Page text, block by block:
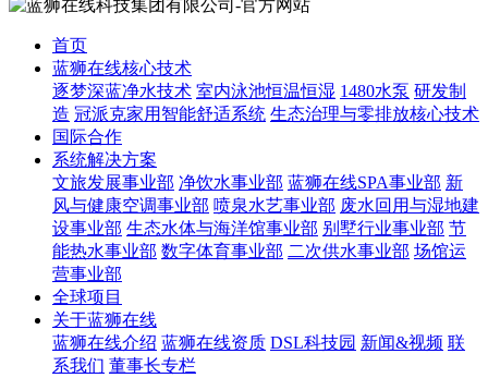
首页
蓝狮在线核心技术
逐梦深蓝净水技术 室内泳池恒温恒湿 1480水泵 研发制
造 冠派克家用智能舒适系统 生态治理与零排放核心技术
国际合作
系统解决方案
文旅发展事业部 净饮水事业部 蓝狮在线SPA事业部 新
风与健康空调事业部 喷泉水艺事业部 废水回用与湿地建
设事业部 生态水体与海洋馆事业部 别墅行业事业部 节
能热水事业部 数字体育事业部 二次供水事业部 场馆运
营事业部
全球项目
关于蓝狮在线
蓝狮在线介绍 蓝狮在线资质 DSL科技园 新闻&视频 联
系我们 董事长专栏